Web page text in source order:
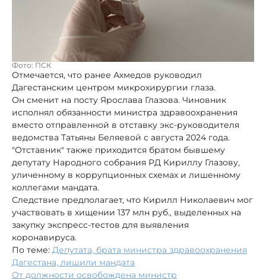
Фото: ПСК
Отмечается, что ранее Ахмедов руководил
Дагестанским центром микрохирургии глаза.
Он сменит на посту Ярослава Глазова. Чиновник
исполнял обязанности министра здравоохранения
вместо отправленной в отставку экс-руководителя
ведомства Татьяны Беляевой с августа 2024 года.
"Отставник" также приходится братом бывшему
депутату Народного собрания РД Кириллу Глазову,
уличенному в коррупционных схемах и лишенному
коллегами мандата.
Следствие предполагает, что Кирилл Николаевич мог
участвовать в хищении 137 млн руб., выделенных на
закупку экспресс-тестов для выявления
коронавируса.
По теме: Депутата, брата министра здравоохранения
Дагестана, лишили мандата
От должности освобождена министр